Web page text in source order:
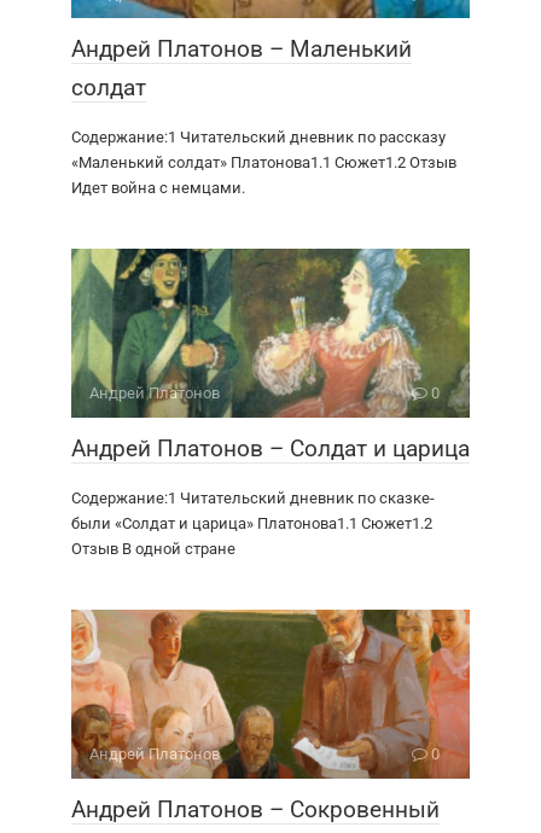
Андрей Платонов – Маленький
солдат
Содержание:1 Читательский дневник по рассказу
«Маленький солдат» Платонова1.1 Сюжет1.2 Отзыв
Идет война с немцами.
Андрей Платонов 0
Андрей Платонов – Солдат и царица
Содержание:1 Читательский дневник по сказке-
были «Солдат и царица» Платонова1.1 Сюжет1.2
Отзыв В одной стране
Андрей Платонов 0
Андрей Платонов – Сокровенный